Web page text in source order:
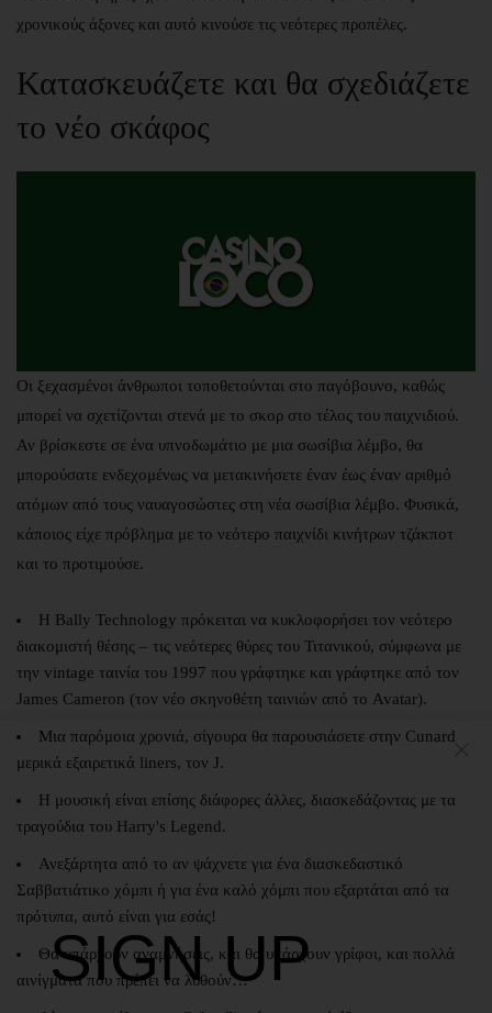
χρονικούς άξονες και αυτό κινούσε τις νεότερες προπέλες.
Κατασκευάζετε και θα σχεδιάζετε
το νέο σκάφος
Οι ξεχασμένοι άνθρωποι τοποθετούνται στο παγόβουνο, καθώς
μπορεί να σχετίζονται στενά με το σκορ στο τέλος του παιχνιδιού.
Αν βρίσκεστε σε ένα υπνοδωμάτιο με μια σωσίβια λέμβο, θα
μπορούσατε ενδεχομένως να μετακινήσετε έναν έως έναν αριθμό
ατόμων από τους ναυαγοσώστες στη νέα σωσίβια λέμβο. Φυσικά,
κάποιος είχε πρόβλημα με το νεότερο παιχνίδι κινήτρων τζάκποτ
και το προτιμούσε.
Η Bally Technology πρόκειται να κυκλοφορήσει τον νεότερο
διακομιστή θέσης – τις νεότερες θύρες του Τιτανικού, σύμφωνα με
την vintage ταινία του 1997 που γράφτηκε και γράφτηκε από τον
James Cameron (τον νέο σκηνοθέτη ταινιών από το Avatar).
Μια παρόμοια χρονιά, σίγουρα θα παρουσιάσετε στην Cunard
μερικά εξαιρετικά liners, τον J.
Η μουσική είναι επίσης διάφορες άλλες, διασκεδάζοντας με τα
τραγούδια του Harry's Legend.
Ανεξάρτητα από το αν ψάχνετε για ένα διασκεδαστικό
Σαββατιάτικο χόμπι ή για ένα καλό χόμπι που εξαρτάται από τα
πρότυπα, αυτό είναι για εσάς!
Θα υπάρχουν αναμνήσεις, και θα υπάρχουν γρίφοι, και πολλά
αινίγματα που πρέπει να λυθούν…
SIGN UP